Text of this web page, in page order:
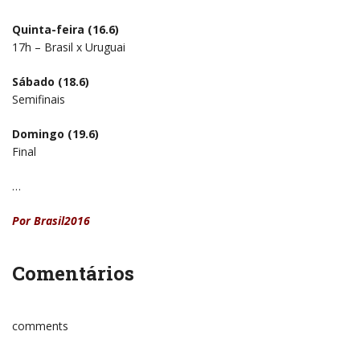
Quinta-feira (16.6)
17h – Brasil x Uruguai
Sábado (18.6)
Semifinais
Domingo (19.6)
Final
…
PorBrasil2016
Comentários
comments